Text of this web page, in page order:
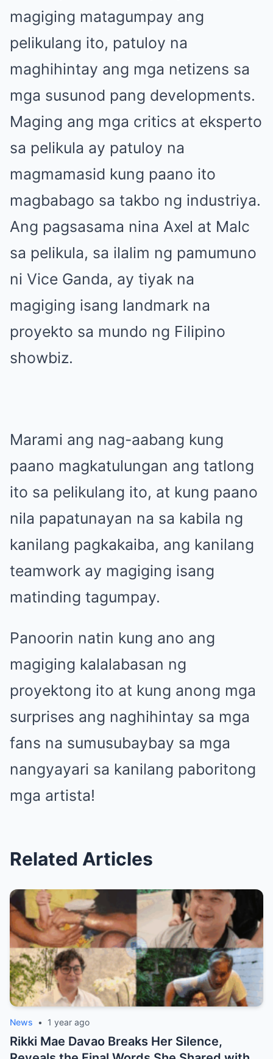
magiging matagumpay ang
pelikulang ito, patuloy na
maghihintay ang mga netizens sa
mga susunod pang developments.
Maging ang mga critics at eksperto
sa pelikula ay patuloy na
magmamasid kung paano ito
magbabago sa takbo ng industriya.
Ang pagsasama nina Axel at Malc
sa pelikula, sa ilalim ng pamumuno
ni Vice Ganda, ay tiyak na
magiging isang landmark na
proyekto sa mundo ng Filipino
showbiz.
Marami ang nag-aabang kung
paano magkatulungan ang tatlong
ito sa pelikulang ito, at kung paano
nila papatunayan na sa kabila ng
kanilang pagkakaiba, ang kanilang
teamwork ay magiging isang
matinding tagumpay.
Panoorin natin kung ano ang
magiging kalalabasan ng
proyektong ito at kung anong mga
surprises ang naghihintay sa mga
fans na sumusubaybay sa mga
nangyayari sa kanilang paboritong
mga artista!
Related Articles
News • 1 year ago
Rikki Mae Davao Breaks Her Silence,